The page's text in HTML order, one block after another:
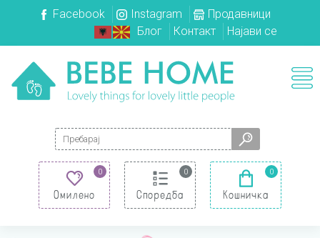
Facebook Instagram
Продавници
Блог
Контакт Најави се
Search for:
0
Омилено
0
Споредба
0
Кошничка